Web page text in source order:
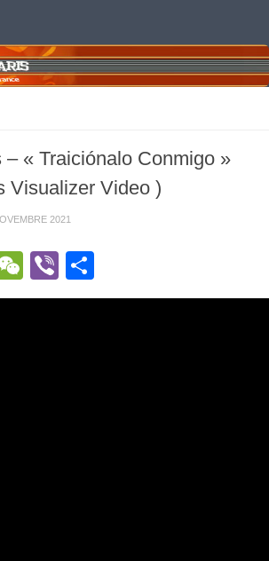
– « Traiciónalo Conmigo »
Visualizer Video )
2021
WeChat
Viber